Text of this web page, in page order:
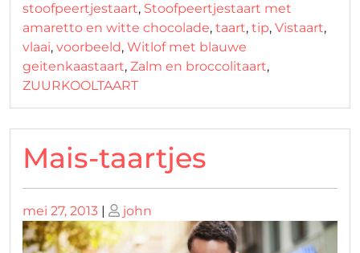
stoofpeertjestaart, Stoofpeertjestaart met
amaretto en witte chocolade, taart, tip, Vistaart,
vlaai, voorbeeld, Witlof met blauwe
geitenkaastaart, Zalm en broccolitaart,
ZUURKOOLTAART
Mais-taartjes
Geplaatst
op
mei 27, 2013 | Geplaatst
op
john